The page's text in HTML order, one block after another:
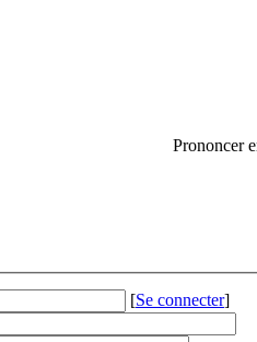
Prononcer
[Se connecter]